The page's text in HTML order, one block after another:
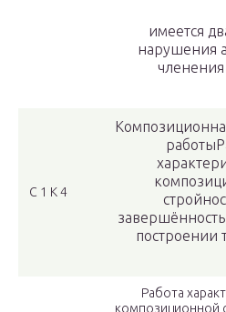
имеется
нарушения
членения
С 1 К 4
построении
Работа
композиционной